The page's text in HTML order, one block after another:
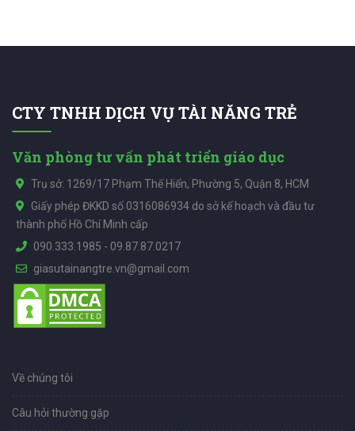
CTY TNHH DỊCH VỤ TÀI NĂNG TRẺ
Văn phòng tư vấn phát triển giáo dục
Trụ sở: 1269/17 Phạm Thế Hiển, Phường 5, Quận 8, HCM
Giấy phép ĐKKD số 0316086934 do sở kế hoạch và đầu tư
thành phố Hồ Chí Minh cấp
090.333.1985 - 09.87.87.0217
giasutainangtre.vn@gmail.com
Về chúng tôi
Câu hỏi thường gặp